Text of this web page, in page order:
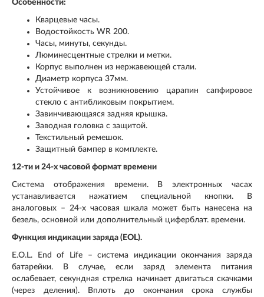
Особенности:
Кварцевые часы.
Водостойкость WR 200.
Часы, минуты, секунды.
Люминесцентные стрелки и метки.
Корпус выполнен из нержавеющей стали.
Диаметр корпуса 37мм.
Устойчивое к возникновению царапин сапфировое
стекло с антибликовым покрытием.
Завинчивающаяся задняя крышка.
Заводная головка с защитой.
Текстильный ремешок.
Защитный бампер в комплекте.
12-ти и 24-х часовой формат времени
Система отображения времени. В электронных часах
устанавливается нажатием специальной кнопки. В
аналоговых – 24-х часовая шкала может быть нанесена на
безель, основной или дополнительный циферблат. времени.
Функция индикации заряда (EOL).
E.O.L. End of Life – система индикации окончания заряда
батарейки. В случае, если заряд элемента питания
ослабевает, секундная стрелка начинает двигаться скачками
(через деления). Вплоть до окончания срока службы